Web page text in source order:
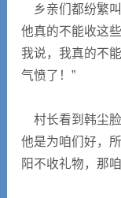
乡亲们都纷繁
他真的不能收这
我说，我真的不
气愤了！”
村长看到韩尘
他是为咱们好，
阳不收礼物，那